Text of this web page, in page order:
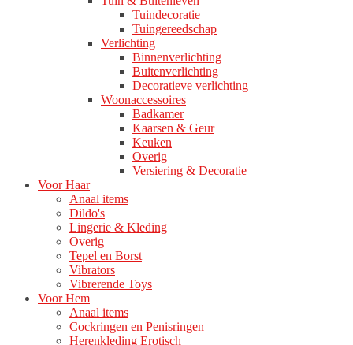
Tuindecoratie
Tuingereedschap
Verlichting
Binnenverlichting
Buitenverlichting
Decoratieve verlichting
Woonaccessoires
Badkamer
Kaarsen & Geur
Keuken
Overig
Versiering & Decoratie
Voor Haar
Anaal items
Dildo's
Lingerie & Kleding
Overig
Tepel en Borst
Vibrators
Vibrerende Toys
Voor Hem
Anaal items
Cockringen en Penisringen
Herenkleding Erotisch